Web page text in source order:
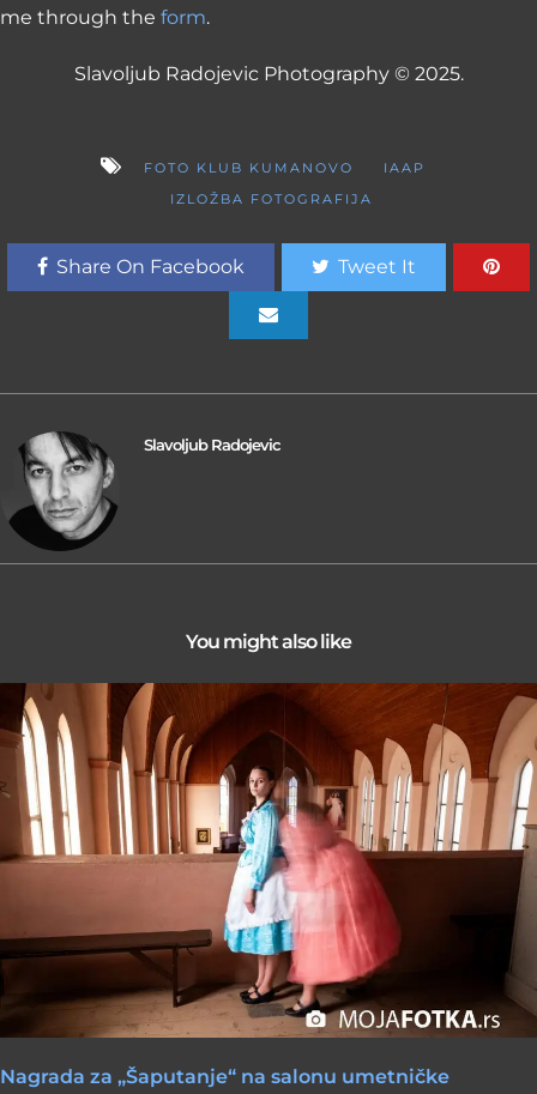
me through the form.
Slavoljub Radojevic Photography © 2025.
FOTO KLUB KUMANOVO
IAAP
IZLOŽBA FOTOGRAFIJA
Share On Facebook Tweet It
Slavoljub Radojevic
You might also like
Nagrada za „Šaputanje“ na salonu umetničke